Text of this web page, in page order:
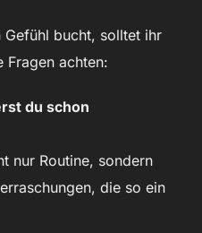
bucht, solltet ihr
Fragen achten:
du schon
nur Routine, sondern
die so ein